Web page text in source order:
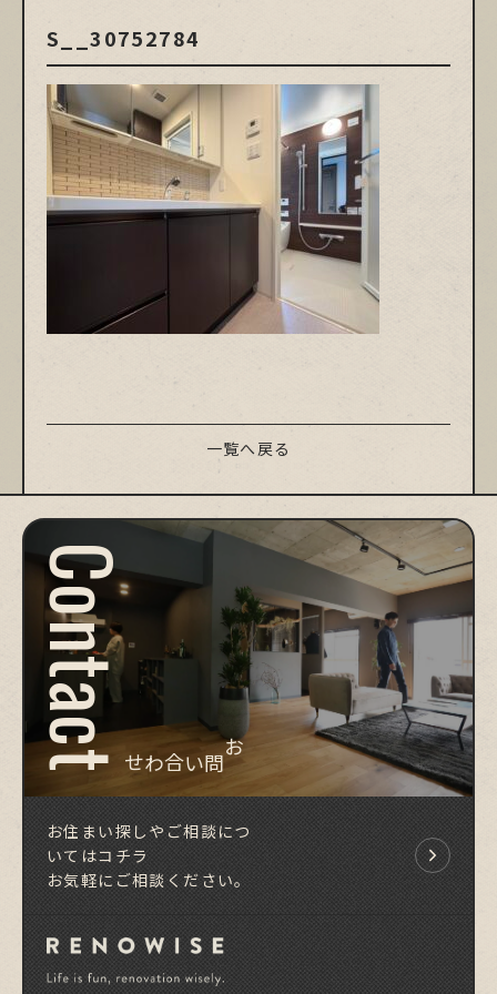
S__30752784
一覧へ戻る
Contact
お問い合わせ
お住まい探しやご相談につ
いてはコチラ
お気軽にご相談ください。